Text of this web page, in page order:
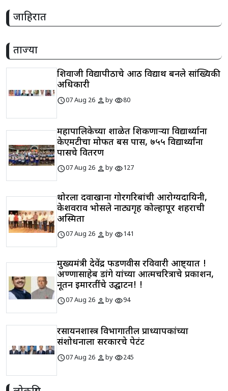
जाहिरात
ताज्या
शिवाजी विद्यापीठाचे आठ विद्यार्थी बनले सांख्यिकी
अधिकारी
schedule07 Aug 26 personbyvisibility80
महापालिकेच्या शाळेत शिकणाऱ्या विद्यार्थ्याना
केएमटीचा मोफत बस पास, ७५५ विद्यार्थ्यांना
पासचे वितरण
schedule07 Aug 26 personbyvisibility127
थोरला दवाखाना गोरगरिबांची आरोग्यदायिनी,
केशवराव भोसले नाट्यगृह कोल्हापूर शहराची
अस्मिता
schedule07 Aug 26 personbyvisibility141
मुख्यमंत्री देवेंद्र फडणवीस रविवारी आष्ट्यात !
अण्णासाहेब डांगे यांच्या आत्मचरित्राचे प्रकाशन,
नूतन इमारतींचे उद्घाटन! !
schedule07 Aug 26 personbyvisibility94
रसायनशास्त्र विभागातील प्राध्यापकांच्या
संशोधनाला सरकारचे पेटंट
schedule07 Aug 26 personbyvisibility245